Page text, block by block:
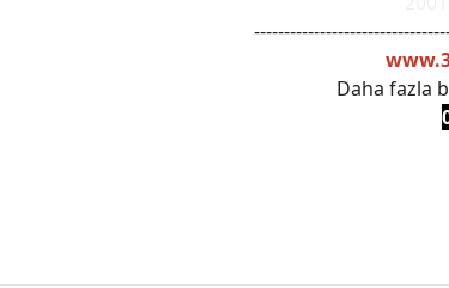
Daha fazla